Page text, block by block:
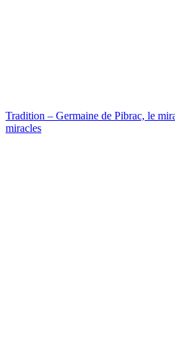
Tradition – Germaine de Pibrac, le
miracles